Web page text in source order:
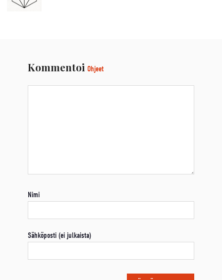
Kommentoi Ohjeet
Nimi
Sähköposti (ei julkaista)